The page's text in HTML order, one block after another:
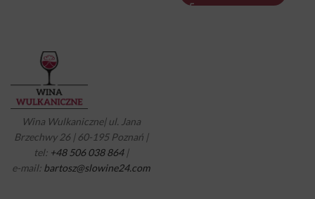
Wina Wulkaniczne| ul. Jana
Brzechwy 26 | 60-195 Poznań |
tel: +48 506 038 864|
e-mail: bartosz@slowine24.com